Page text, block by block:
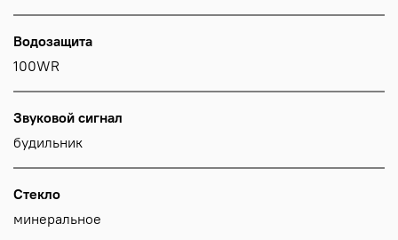
Водозащита
100WR
Звуковой сигнал
будильник
Стекло
минеральное